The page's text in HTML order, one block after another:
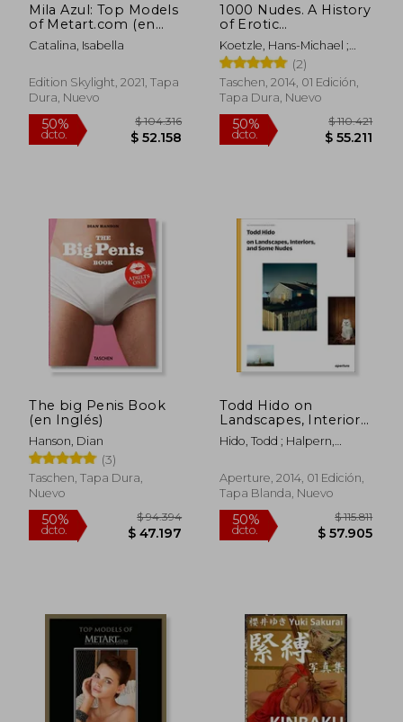
Mila Azul: Top Models
of Metart.com (en
Inglés)
Catalina, Isabella
Edition Skylight, 2021, Tapa
Dura, Nuevo
50%
dcto.
$ 104.316
1000 Nudes. A History
of Erotic
Photography From
1839-1939 (en Inglés)
Koetzle, Hans-Michael ;
Scheid, Uwe (2)
Taschen, 2014, 01 Edición,
Tapa Dura, Nuevo
50%
dcto. $
The big Penis Book
(en Inglés)
Hanson, Dian
(3)
Taschen, Tapa Dura,
Nuevo
Todd Hido on
Landscapes, Interiors,
and the Nude: The
Photography
Inglés)
Hido, Todd ; Halpern,
Aperture, 2014, 01 Edición,
Tapa Blanda, Nuevo